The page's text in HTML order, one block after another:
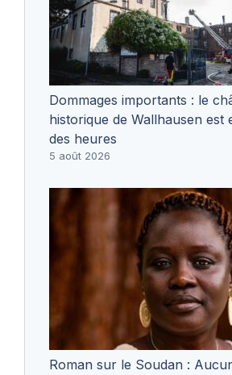
Dommages importants : le
historique de Wallhausen est
des heures
5 août 2026
Roman sur le Soudan :